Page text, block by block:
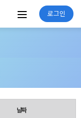
로그인
날짜